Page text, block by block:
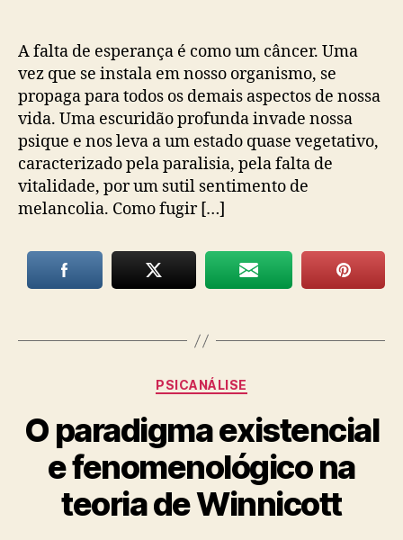
A falta de esperança é como um câncer. Uma
vez que se instala em nosso organismo, se
propaga para todos os demais aspectos de nossa
vida. Uma escuridão profunda invade nossa
psique e nos leva a um estado quase vegetativo,
caracterizado pela paralisia, pela falta de
vitalidade, por um sutil sentimento de
melancolia. Como fugir […]
Categorias
PSICANÁLISE
O paradigma existencial
e fenomenológico na
teoria de Winnicott